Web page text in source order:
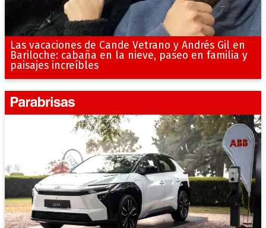
Las vacaciones de Cande Vetrano y Andrés Gil en
Bariloche: cabaña en la nieve, paseo en familia y
paisajes increíbles